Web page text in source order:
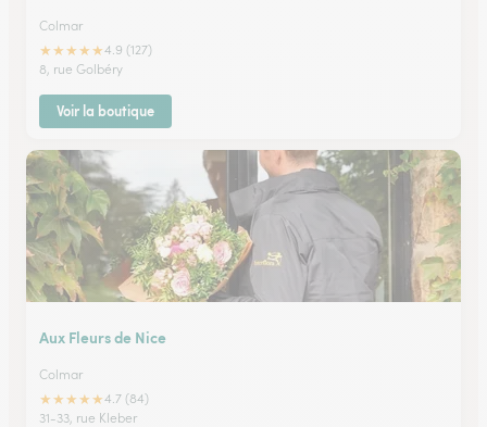
Colmar
★★★★★4.9 (127)
8, rue Golbéry
Voir la boutique
Aux Fleurs de Nice
Colmar
★★★★★4.7 (84)
31-33, rue Kleber